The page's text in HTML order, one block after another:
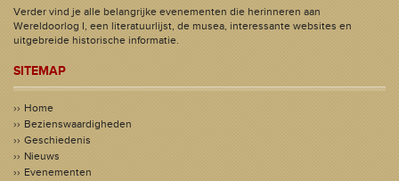
Verder vind je alle belangrijke evenementen die herinneren aan
Wereldoorlog I, een literatuurlijst, de musea, interessante websites en
uitgebreide historische informatie.
SITEMAP
Home
Bezienswaardigheden
Geschiedenis
Nieuws
Evenementen